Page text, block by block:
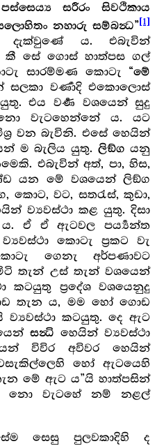
සරීරං සිවථිකාය
නහාරු සම්බන්‍ධ” [1]
දැක්වුණේ ය. එබැවින්
සේ ගොස් හාත්පස ගල්
සාරම්මණ කොටැ “මේ
සලකා වර්‍ණාදි එකොලොස්
එය වර්‍ණ වශයෙන් සුදු
වැටහෙන්නේ ය. යට
වන බැවිනි. එසේ හෙයින්
ම බැලිය යුතු. ලිඞ්ග යනු
එබැවින් අත්, පා, හිස,
යන මේ වශයෙන් ලිඞ්ග
කොට, වට, සතරැස්, කුඩා,
ව්‍යවස්ථා කළ යුතු. දිසා
ඒ ඒ ඇටවල පර්‍ය්‍යන්ත
කොටැ ප්‍ර‍කට වැ
ගෙනැ අර්පණාවට
තැන් උස් තැන් වශයෙන්
කටයුතු ප්‍රදේශ වශයෙනුදු
තැන ය, මම හෝ ගොඩ
ව්‍යවස්ථා කටයුතු. දෙ ඇට
සන්‍ධි හෙයින් ව්‍යවස්ථා
විවිර අවිවර හෙයින්
හෝ ඇටයෙහි
මේ ඇට ය”යි හාත්පසින්
නො වැටහේ නම් නළල්
සෙසු පුලවකාදිහි ද